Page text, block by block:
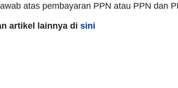
atas pembayaran PPN atau PPN dan
artikel lainnya di sini